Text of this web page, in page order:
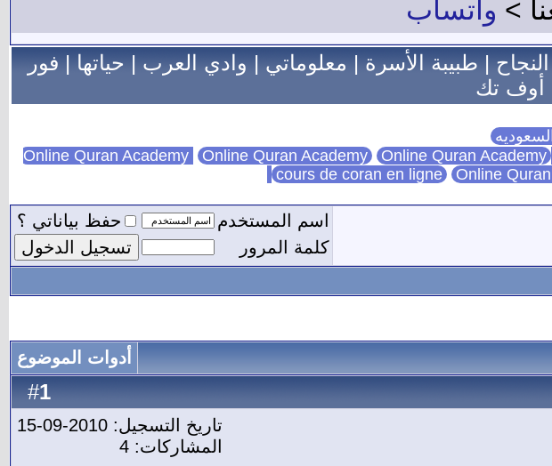
> واتساب
|طبيبة الأسرة|معلوماتي|وادي العرب|حياتها|فور
أوف تك
Online Quran Academy Online Quran Academy
cours de coran en ligne Online
اسم المستخدم
حفظ بياناتي ؟
كلمة المرور
أدوات الموضوع
#
1
تاريخ التسجيل: 2010-09-15
المشاركات: 4